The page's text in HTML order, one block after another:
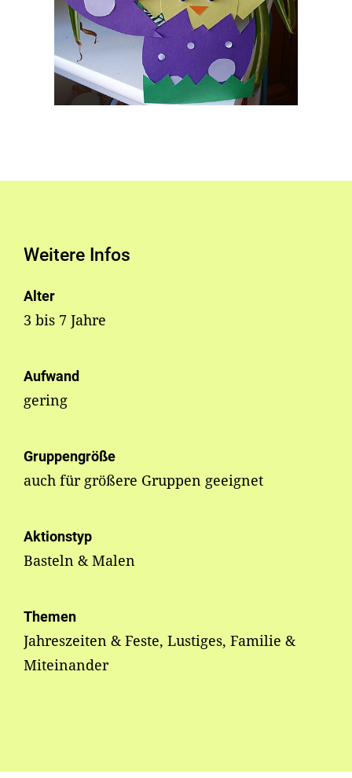
Weitere Infos
Alter
3 bis 7 Jahre
Aufwand
gering
Gruppengröße
auch für größere Gruppen geeignet
Aktionstyp
Basteln & Malen
Themen
Jahreszeiten & Feste, Lustiges, Familie &
Miteinander